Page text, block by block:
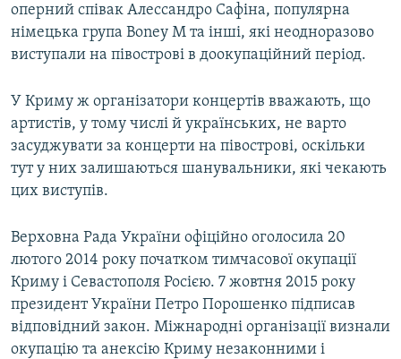
оперний співак Алессандро Сафіна, популярна
німецька група Boney M та інші, які неодноразово
виступали на півострові в доокупаційний період.
У Криму ж організатори концертів вважають, що
артистів, у тому числі й українських, не варто
засуджувати за концерти на півострові, оскільки
тут у них залишаються шанувальники, які чекають
цих виступів.
Верховна Рада України офіційно оголосила 20
лютого 2014 року початком тимчасової окупації
Криму і Севастополя Росією. 7 жовтня 2015 року
президент України Петро Порошенко підписав
відповідний закон. Міжнародні організації визнали
окупацію та анексію Криму незаконними і